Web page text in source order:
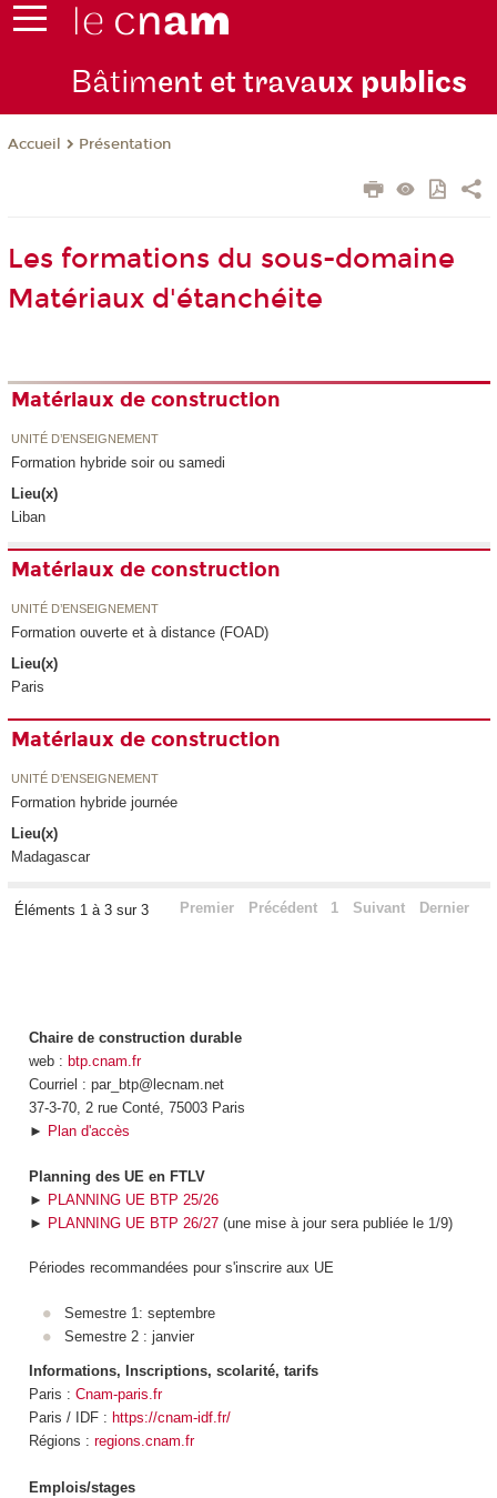
Bâtiment et travaux publics
Accueil Présentation
Les formations du sous-domaine
Matériaux d'étanchéite
Matériaux de construction
UNITÉ D’ENSEIGNEMENT
Formation hybride soir ou samedi
Lieu(x)
Liban
Matériaux de construction
UNITÉ D’ENSEIGNEMENT
Formation ouverte et à distance (FOAD)
Lieu(x)
Paris
Matériaux de construction
UNITÉ D’ENSEIGNEMENT
Formation hybride journée
Lieu(x)
Madagascar
Éléments 1 à 3 sur 3 Premier Précédent 1 Suivant Dernier
Chaire de construction durable
web : btp.cnam.fr
Courriel : par_btp@lecnam.net
37-3-70, 2 rue Conté, 75003 Paris
► Plan d'accès
Planning des UE en FTLV
► PLANNING UE BTP 25/26
► PLANNING UE BTP 26/27(une mise à jour sera publiée le 1/9)
Périodes recommandées pour s'inscrire aux UE
Semestre 1: septembre
Semestre 2 : janvier
Informations, Inscriptions, scolarité, tarifs
Paris : Cnam-paris.fr
Paris / IDF : https://cnam-idf.fr/
Régions : regions.cnam.fr
Emplois/stages